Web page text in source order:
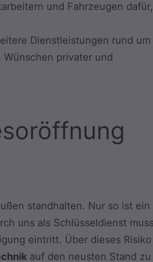
und Fahrzeugen dafür,
Dienstleistungen rund um
privater und
standhalten. Nur so ist ein
uns als Schlüsseldienst
eintritt. Über dieses Risiko
auf den neusten Stand zu